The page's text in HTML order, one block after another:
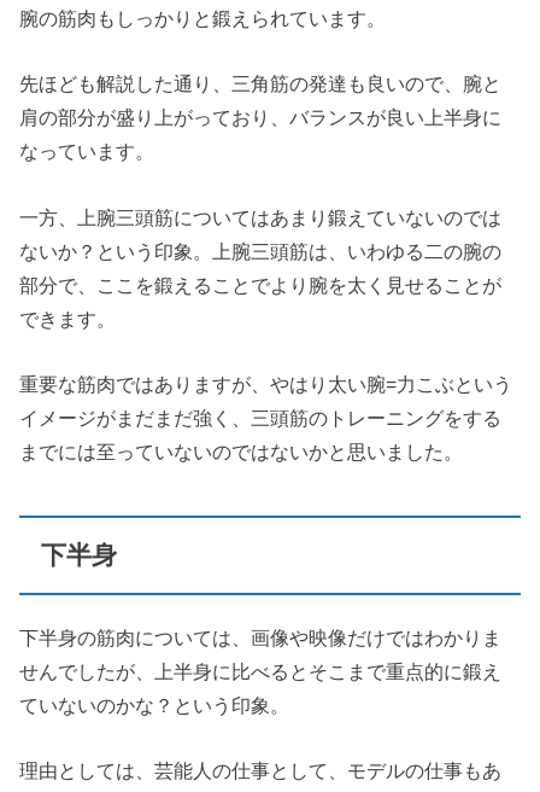
腕の筋肉もしっかりと鍛えられています。
先ほども解説した通り、三角筋の発達も良いので、腕と
肩の部分が盛り上がっており、バランスが良い上半身に
なっています。
一方、上腕三頭筋についてはあまり鍛えていないのでは
ないか？という印象。上腕三頭筋は、いわゆる二の腕の
部分で、ここを鍛えることでより腕を太く見せることが
できます。
重要な筋肉ではありますが、やはり太い腕=力こぶという
イメージがまだまだ強く、三頭筋のトレーニングをする
までには至っていないのではないかと思いました。
下半身
下半身の筋肉については、画像や映像だけではわかりま
せんでしたが、上半身に比べるとそこまで重点的に鍛え
ていないのかな？という印象。
理由としては、芸能人の仕事として、モデルの仕事もあ